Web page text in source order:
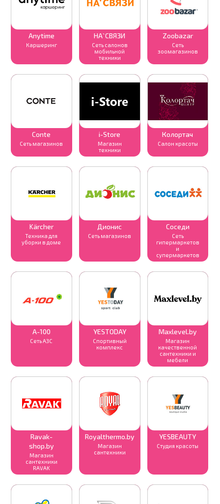
Anytime
Каршеринг
НА`СВЯЗИ
Сеть салонов
мобильной
техники
Zoobazar
Cеть
зоомагазинов
Conte
Сеть магазинов
i-Store
Магазин
техники
Колортач
Салон красоты
Kärcher
Техника для
уборки в доме
Дионис
Сеть магазинов
Соседи
Сеть
гипермаркетов
и
супермаркетов
А-100
Сеть АЗС
YESTODAY
Cпортивный
комплекс
Maxlevel.by
Магазин
качественной
сантехники и
мебели
Ravak-
shop.by
Магазин
сантехники
RAVAK
Royalthermo.by
Магазин
сантехники
YESBEAUTY
Студия красоты